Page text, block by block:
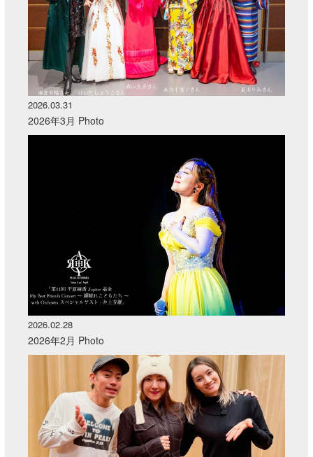
2026.03.31
2026年3月 Photo
2026.02.28
2026年2月 Photo